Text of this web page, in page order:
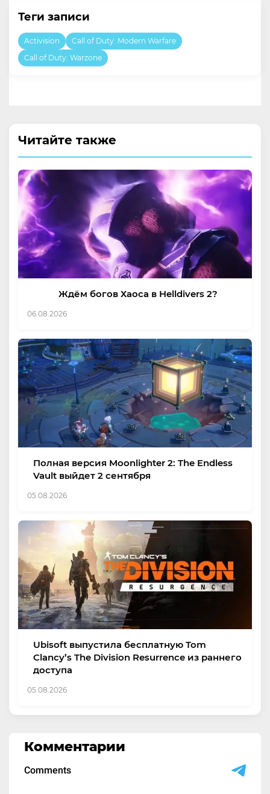
Теги записи
Activision
Call of Duty: Modern Warfare
Call of Duty: Warzone
Читайте также
Ждём богов Хаоса в Helldivers 2?
06.08.2026
Полная версия Moonlighter 2: The Endless
Vault выйдет 2 сентября
05.08.2026
Ubisoft выпустила бесплатную Tom
Clancy’s The Division Resurrence из раннего
доступа
05.08.2026
Комментарии